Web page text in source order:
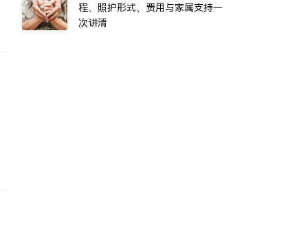
程、照护形式、费用与家属支持一
次讲清